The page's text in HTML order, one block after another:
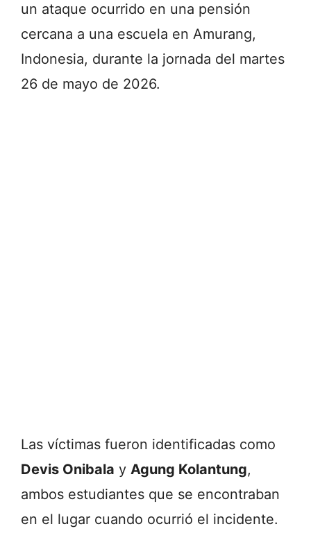
un ataque ocurrido en una pensión
cercana a una escuela en Amurang,
Indonesia, durante la jornada del martes
26 de mayo de 2026.
Las víctimas fueron identificadas como
Devis Onibala y Agung Kolantung,
ambos estudiantes que se encontraban
en el lugar cuando ocurrió el incidente.